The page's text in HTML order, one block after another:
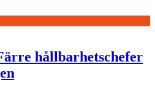
hållbarhetschefer